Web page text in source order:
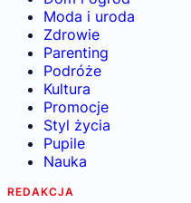
Moda i uroda
Zdrowie
Parenting
Podróże
Kultura
Promocje
Styl życia
Pupile
Nauka
REDAKCJA